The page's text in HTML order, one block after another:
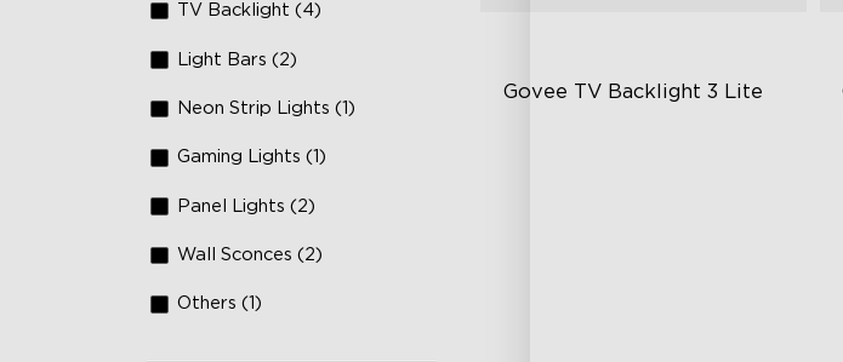
TV Backlight (4)
Light Bars (2)
Neon Strip Lights (1)
Gaming Lights (1)
Panel Lights (2)
Wall Sconces (2)
Others (1)
Govee TV Backlight 3 Lite